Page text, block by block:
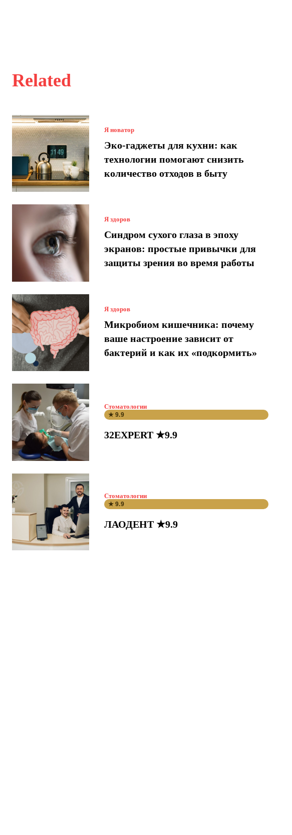
Related
Я новатор
Эко-гаджеты для кухни: как
технологии помогают снизить
количество отходов в быту
Я здоров
Синдром сухого глаза в эпоху
экранов: простые привычки для
защиты зрения во время работы
Я здоров
Микробиом кишечника: почему
ваше настроение зависит от
бактерий и как их «подкормить»
Стоматологии
★ 9.9
32EXPERT ★9.9
Стоматологии
★ 9.9
ЛАОДЕНТ ★9.9